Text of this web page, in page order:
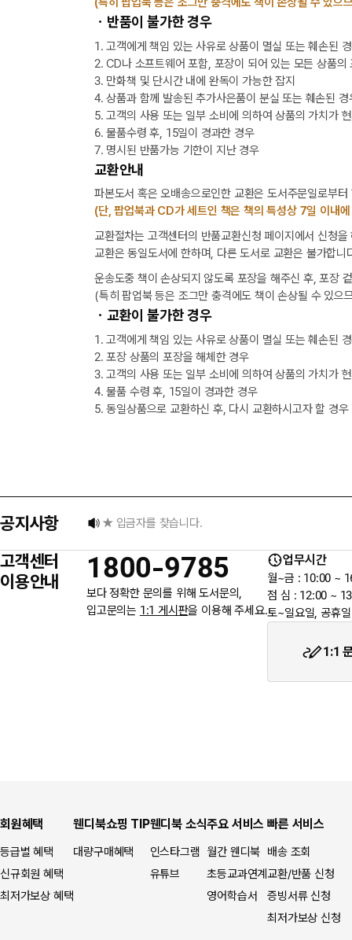
ㆍ반품이 불가한 경우
1. 고객에게 책임 있는 사유로 상품이 멸실 또는 훼손된
2. CD나 소프트웨어 포함, 포장이 되어 있는 모든 상품의
3. 만화책 및 단시간 내에 완독이 가능한 잡지
4. 상품과 함께 발송된 추가사은품이 분실 또는 훼손된 경
5. 고객의 사용 또는 일부 소비에 의하여 상품의 가치가
6. 물품수령 후, 15일이 경과한 경우
7. 명시된 반품가능 기한이 지난 경우
교환안내
파본도서 혹은 오배송으로인한 교환은 도서주문일로부
(단, 팝업북과 CD가 세트인 책은 책의 특성상 7일 이내
교환절차는 고객센터의 반품교환신청 페이지에서 신청
교환은 동일도서에 한하며, 다른 도서로 교환은 불가합니
운송도중 책이 손상되지 않도록 포장을 해주신 후, 포장
(특히 팝업북 등은 조그만 충격에도 책이 손상될 수 있으
ㆍ교환이 불가한 경우
1. 고객에게 책임 있는 사유로 상품이 멸실 또는 훼손된
2. 포장 상품의 포장을 해체한 경우
3. 고객의 사용 또는 일부 소비에 의하여 상품의 가치가
4. 물품 수령 후, 15일이 경과한 경우
5. 동일상품으로 교환하신 후, 다시 교환하시고자 할 경
공지사항
택배 없는 날 배송 업무 안내
★ 입금자를 찾습니다.
6월 3일 지방선거일 휴무 안내
고객센터
이용안내
1800-9785
보다 정확한 문의를 위해 도서문의,
입고문의는 1:1 게시판을 이용해 주세요.
업무시간
월~금 : 10:00 ~
점 심 : 12:00 ~
토~일요일, 공휴
1:1
회원혜택
등급별 혜택
신규회원 혜택
최저가보상 혜택
웬디북쇼핑 TIP
대량구매혜택
웬디북 소식
인스타그램
유튜브
주요 서비스
월간 웬디북
초등교과연계
영어학습서
빠른 서비스
배송 조회
교환/반품 신청
증빙서류 신청
최저가보상 신청